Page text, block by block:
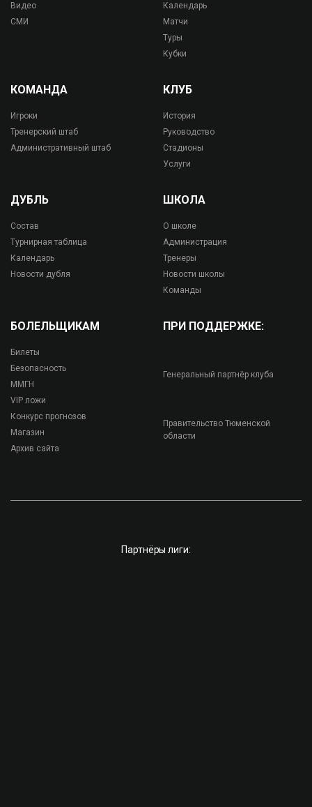
Видео
СМИ
Календарь
Матчи
Туры
Кубки
КОМАНДА
Игроки
Тренерский штаб
Административный штаб
КЛУБ
История
Руководство
Стадионы
Услуги
ДУБЛЬ
Состав
Турнирная таблица
Календарь
Новости дубля
ШКОЛА
О школе
Администрация
Тренеры
Новости школы
Команды
БОЛЕЛЬЩИКАМ
Билеты
Безопасность
ММГН
VIP ложи
Конкурс прогнозов
Магазин
Архив сайта
ПРИ ПОДДЕРЖКЕ:
Генеральный партнёр клуба
Правительство Тюменской
области
Партнёры лиги: